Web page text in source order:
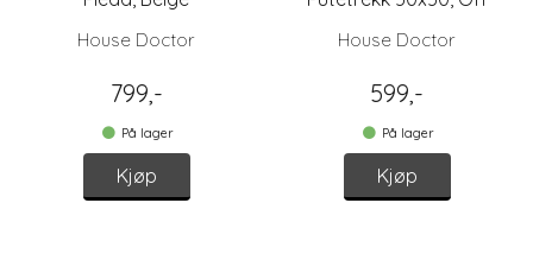
House Doctor
799,-
På lager
Kjøp
White
House Doctor
599,-
På lager
Kjøp